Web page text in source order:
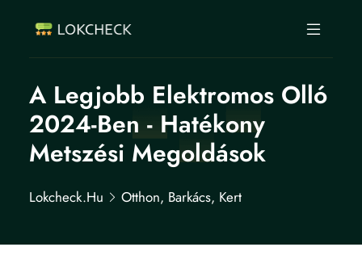
A Legjobb Elektromos Olló
2024-Ben - Hatékony
Metszési Megoldások
Lokcheck.hu Otthon, Barkács, Kert